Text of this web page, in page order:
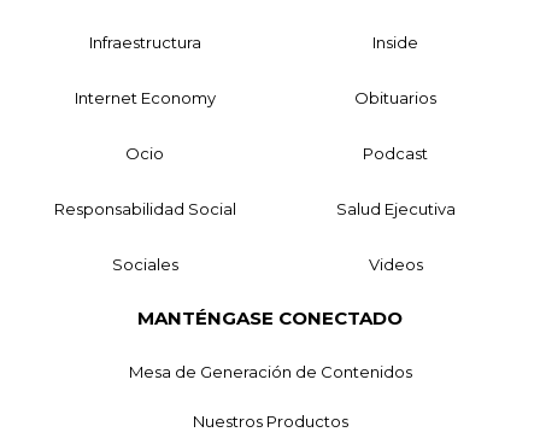
Infraestructura Inside
Internet Economy Obituarios
Ocio Podcast
Responsabilidad Social Salud Ejecutiva
Sociales Videos
MANTÉNGASE CONECTADO
Mesa de Generación de Contenidos
Nuestros Productos